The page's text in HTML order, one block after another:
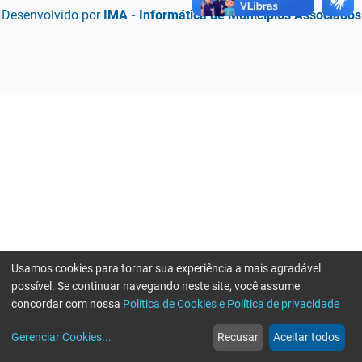
Desenvolvido por IMA - Informática de Municípios Associados
web
Notícias
more_horiz
Mais
Usamos cookies para tornar sua experiência a mais agradável
possível. Se continuar navegando neste site, você assume
concordar com nossa Política de Cookies e Política de privacidade
Gerenciar Cookies... Recusar Aceitar todos
Erro ao enviar informações, por favor tente novamente